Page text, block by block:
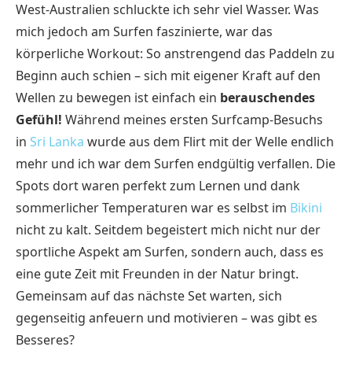
West-Australien schluckte ich sehr viel Wasser. Was
mich jedoch am Surfen faszinierte, war das
körperliche Workout: So anstrengend das Paddeln zu
Beginn auch schien – sich mit eigener Kraft auf den
Wellen zu bewegen ist einfach ein berauschendes
Gefühl! Während meines ersten Surfcamp-Besuchs
in Sri Lanka wurde aus dem Flirt mit der Welle endlich
mehr und ich war dem Surfen endgültig verfallen. Die
Spots dort waren perfekt zum Lernen und dank
sommerlicher Temperaturen war es selbst im Bikini
nicht zu kalt. Seitdem begeistert mich nicht nur der
sportliche Aspekt am Surfen, sondern auch, dass es
eine gute Zeit mit Freunden in der Natur bringt.
Gemeinsam auf das nächste Set warten, sich
gegenseitig anfeuern und motivieren – was gibt es
Besseres?